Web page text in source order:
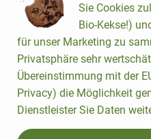
Du hast sicher:
Rotwein
Sie Cookies
Bio-Kekse!)
für unser Marketing zu
Privatsphäre sehr
Übereinstimmung mit der
Privacy) die Möglichkeit
Dienstleister Sie Daten